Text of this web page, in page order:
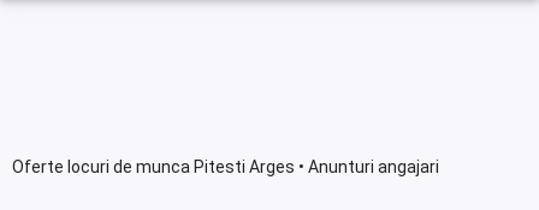
Oferte locuri de munca Pitesti Arges • Anunturi angajari